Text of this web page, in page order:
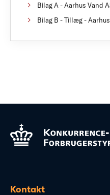
Bilag A - Aarhus Vand
Bilag B - Tillæg -
Kontakt